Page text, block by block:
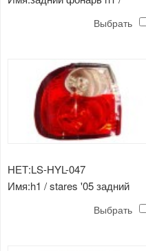
Выбрать
НЕТ:LS-HYL-047
Имя:h1 / stares '05 задний
Выбрать